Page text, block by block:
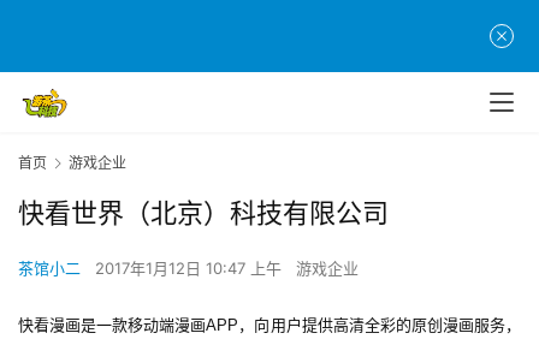
游
茶
创
游
业
首页 游戏企业
快看世界（北京）科技有限公司
茶馆小二 2017年1月12日 10:47 上午 游戏企业
快看漫画是一款移动端漫画APP，向用户提供高清全彩的原创漫画服务，